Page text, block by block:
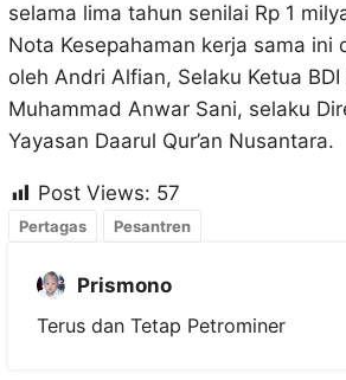
selama lima tahun senilai Rp 1
Nota Kesepahaman kerja sama ini
oleh Andri Alfian, Selaku Ketua
Muhammad Anwar Sani, selaku
Yayasan Daarul Qur’an Nusantara.
Post Views: 57
Pertagas Pesantren
Prismono
Terus dan Tetap Petrominer